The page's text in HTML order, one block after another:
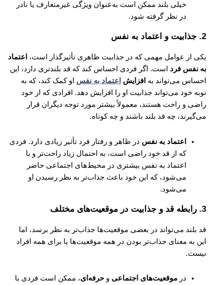
خیلی بلند ممکن است به‌عنوان ویژگی غیرمتعارف یا نادر
در نظر گرفته شود.
2. جذابیت و اعتماد به نفس
یکی از عوامل مهمی که در جذابیت ظاهری تأثیرگذار است،اعتماد
به نفس فرد است. اگر فردی احساس کند که قد بلندتری دارد، این
احساس می‌تواند بهافزایشاعتماد به نفساو کمک کند، که به
نوبه خود می‌تواند جذابیت او را افزایش دهد. افرادی که از خود
راضی و راحت هستند، معمولاً بیشتر مورد توجه دیگران قرار
می‌گیرند، چه قد بلند باشند و چه کوتاه.
اعتماد به نفسدر ظاهر و رفتار فرد تأثیر زیادی دارد. فردی
که از قد خود راضی است، به احتمال زیاد راحت‌تر و با
اعتماد به نفس بیشتری در محیط‌های اجتماعی حاضر
می‌شود، که این خود باعث جذاب‌تر به نظر رسیدن او
می‌شود.
3. رابطه قد و جذابیت در موقعیت‌های مختلف
قد بلند می‌تواند در بعضی موقعیت‌ها جذاب‌تر به نظر برسد، اما
این به معنای جذاب‌تر بودن در همه موقعیت‌ها یا برای همه افراد
نیست.
در موقعیت‌های اجتماعیوحرفه‌ای، ممکن است فردی با